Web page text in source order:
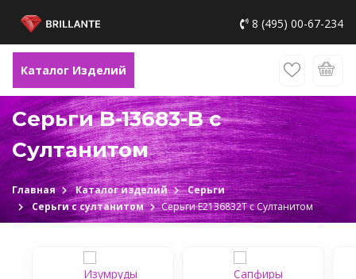
8 (495) 00-67-234
Каталог Изделий
Серьги B-13683-B с
Султанитом
Главная Каталог изделий
Серьги
Серьги с султанитом
Серьги Е2136832Т с Султанитом